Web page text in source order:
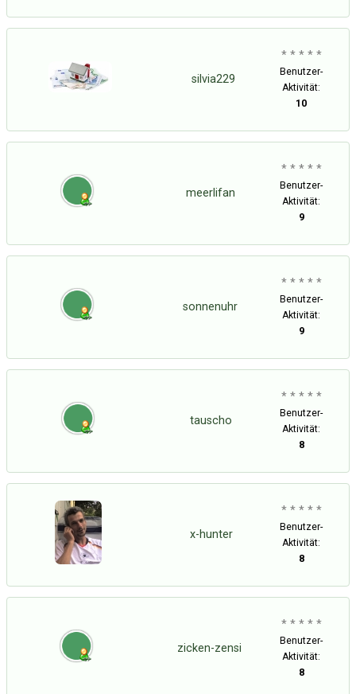
silvia229
* * * * *
Benutzer-
Aktivität:
10
meerlifan
* * * * *
Benutzer-
Aktivität:
9
sonnenuhr
* * * * *
Benutzer-
Aktivität:
9
tauscho
* * * * *
Benutzer-
Aktivität:
8
x-hunter
* * * * *
Benutzer-
Aktivität:
8
zicken-zensi
* * * * *
Benutzer-
Aktivität:
8